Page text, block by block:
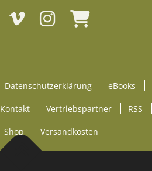
Datenschutzerklärung eBooks
Kontakt Vertriebspartner RSS
Shop Versandkosten